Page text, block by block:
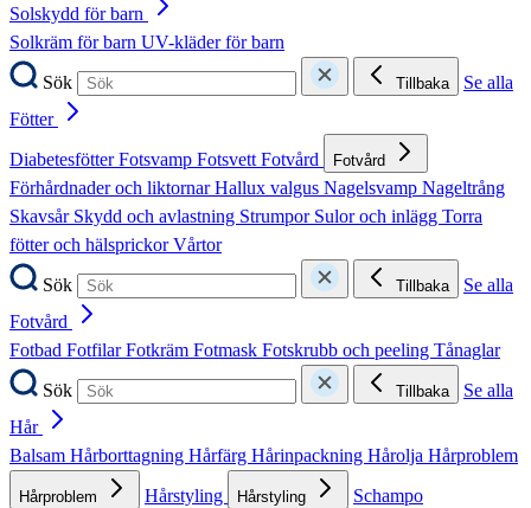
Solskydd för barn
Solkräm för barn UV-kläder för barn
Sök
Tillbaka
Se alla
Fötter
DiabetesfötterFotsvamp FotsvettFotvård Fotvård
Förhårdnader och liktornarHallux valgus Nagelsvamp Nageltrång
Skavsår Skydd och avlastning Strumpor Sulor och inlägg Torra
fötter och hälsprickorVårtor
Sök
Tillbaka
Se alla
Fotvård
Fotbad FotfilarFotkräm Fotmask Fotskrubb och peeling Tånaglar
Sök
Tillbaka
Se alla
Hår
Balsam Hårborttagning Hårfärg Hårinpackning Hårolja Hårproblem
Hårproblem Hårstyling Hårstyling
Schampo